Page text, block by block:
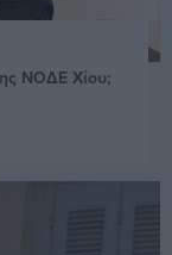
ΝΟΔΕ Χίου;